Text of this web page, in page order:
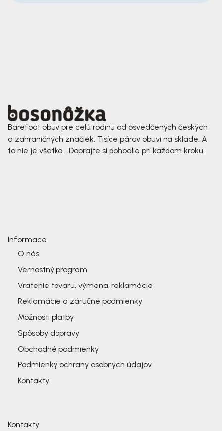
Barefoot obuv pre celú rodinu od osvedčených českých
a zahraničných značiek. Tisíce párov obuvi na sklade. A
to nie je všetko... Doprajte si pohodlie pri každom kroku.
Informace
O nás
Vernostný program
Vrátenie tovaru, výmena, reklamácie
Reklamácie a záručné podmienky
Možnosti platby
Spôsoby dopravy
Obchodné podmienky
Podmienky ochrany osobných údajov
Kontakty
Kontakty